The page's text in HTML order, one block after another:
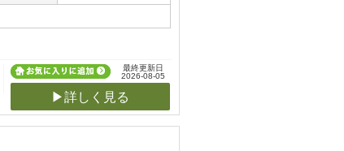
最終更新日
2026-08-05
▶詳しく見る